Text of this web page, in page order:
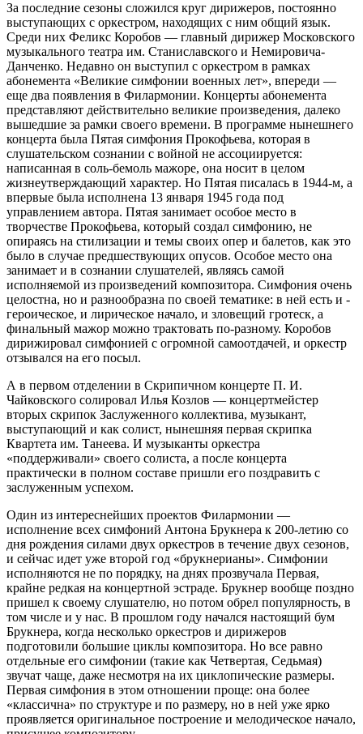
За последние сезоны сложился круг дирижеров, постоянно
выступающих с оркестром, находящих с ним общий язык.
Среди них Феликс Коробов — главный дирижер Московского
музыкального театра им. Станиславского и Немировича-
Данченко. Недавно он выступил с оркестром в рамках
абонемента «Великие симфонии военных лет», впереди —
еще два появления в Филармонии. Концерты абонемента
представляют действительно великие произведения, далеко
вышедшие за рамки своего времени. В программе нынешнего
концерта была Пятая симфония Прокофьева, которая в
слушательском сознании с вой­ной не ассоциируется:
написанная в соль-бемоль мажоре, она носит в целом
жизнеутверждающий характер. Но Пятая писалась в 1944‑м, а
впервые была исполнена 13 января 1945 года под
управлением автора. Пятая занимает особое место в
творчестве Прокофьева, который создал симфонию, не
опираясь на стилизации и темы своих опер и балетов, как это
было в случае предшествующих опусов. Особое место она
занимает и в сознании слушателей, являясь самой
исполняемой из произведений композитора. Симфония очень
целостна, но и разнообразна по своей тематике: в ней есть и ­
героическое, и лирическое начало, и зловещий гротеск, а
финальный мажор можно трактовать по‑разному. Коробов
дирижировал симфонией с огромной самоотдачей, и оркестр
отзывался на его посыл.
А в первом отделении в Скрипичном концерте П. И.
Чайковского солировал Илья Козлов — концертмейстер
вторых скрипок Заслуженного коллектива, музыкант,
выступающий и как солист, нынешняя первая скрипка
Квартета им. Танеева. И музыканты оркест­ра
«поддерживали» своего солис­та, а после концерта
практически в полном составе пришли его поздравить с
заслуженным успехом.
Один из интереснейших проектов Филармонии —
исполнение всех симфоний Антона Брукнера к 200‑летию со
дня рождения силами двух оркестров в течение двух сезонов,
и сейчас идет уже второй год «брукнерианы». Симфонии
исполняются не по порядку, на днях прозвучала Первая,
крайне редкая на концертной эстраде. Брукнер вообще поздно
пришел к своему слушателю, но потом обрел популярность, в
том числе и у нас. В прошлом году начался настоящий бум
Брукнера, когда несколько оркестров и дирижеров
подготовили большие цик­лы композитора. Но все равно
отдельные его симфонии (такие как Четвертая, Седьмая)
звучат чаще, даже несмотря на их циклопические размеры.
Первая симфония в этом отношении проще: она более
«классична» по структуре и по размеру, но в ней уже ярко
проявляется оригинальное построение и мелодическое начало,